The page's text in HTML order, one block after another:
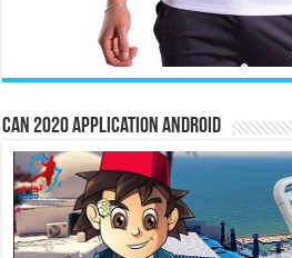
CAN 2020 Application Android